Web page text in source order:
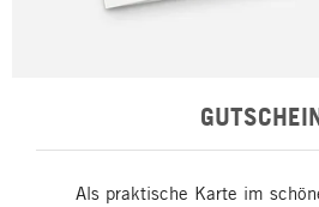
Als praktische Karte im